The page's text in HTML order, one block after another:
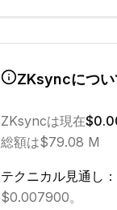
ZKsyncにつ
ZKsyncは現在
総額は$79.08 M
テクニカル見通し：
$0.007900。